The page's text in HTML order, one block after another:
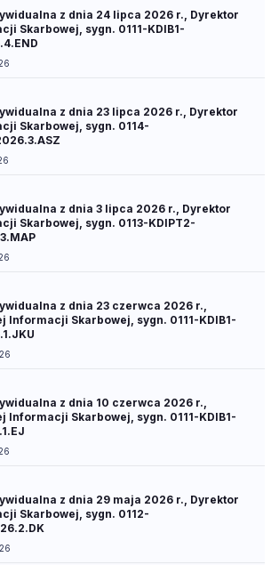
z dnia 24 lipca 2026 r., Dyrektor
Skarbowej, sygn. 0111-KDIB1-
z dnia 23 lipca 2026 r., Dyrektor
Skarbowej, sygn. 0114-
z dnia 3 lipca 2026 r., Dyrektor
Skarbowej, sygn. 0113-KDIPT2-
z dnia 23 czerwca 2026 r.,
Informacji Skarbowej, sygn. 0111-KDIB1-
z dnia 10 czerwca 2026 r.,
Informacji Skarbowej, sygn. 0111-KDIB1-
z dnia 29 maja 2026 r., Dyrektor
Skarbowej, sygn. 0112-